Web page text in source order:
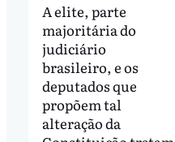
A elite, parte
majoritária do
judiciário
brasileiro, e os
deputados que
propõem tal
alteração da